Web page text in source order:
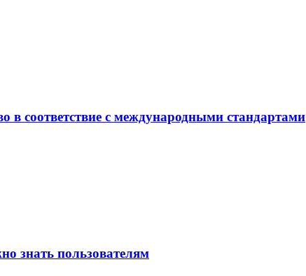
в соответствие с международными стандартами
знать пользователям